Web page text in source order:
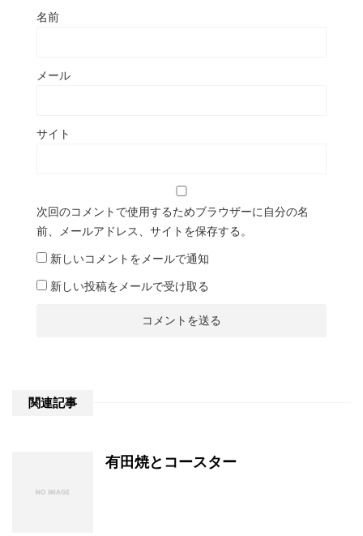
名前
メール
サイト
次回のコメントで使用するためブラウザーに自分の名
前、メールアドレス、サイトを保存する。
新しいコメントをメールで通知
新しい投稿をメールで受け取る
関連記事
有田焼とコースター